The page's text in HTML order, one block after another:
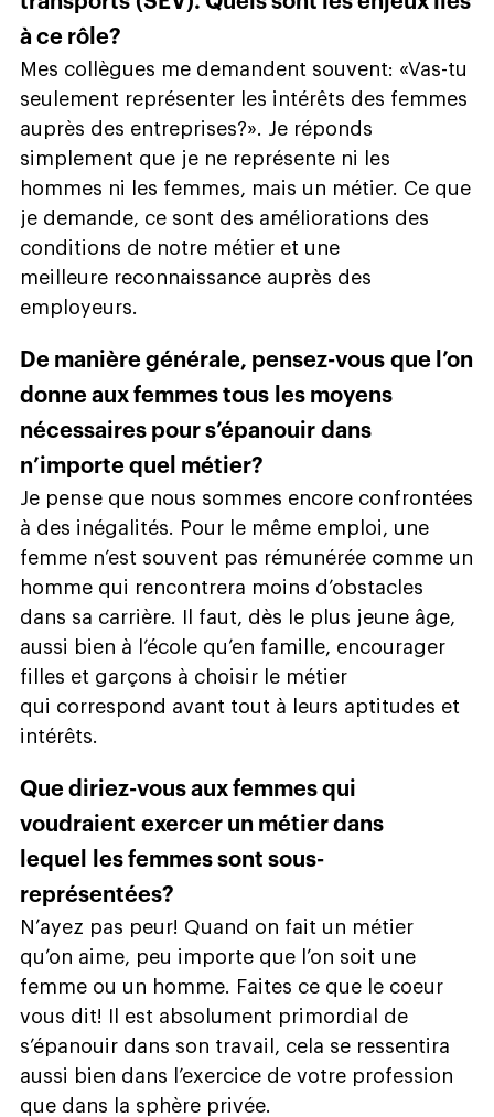
à ce rôle?
Mes collègues me demandent souvent: «Vas-tu
seulement représenter les intérêts des femmes
auprès des entreprises?». Je réponds
simplement que je ne représente ni les
hommes ni les femmes, mais un métier. Ce que
je demande, ce sont des améliorations des
conditions de notre métier et une
meilleure reconnaissance auprès des
employeurs.
De manière générale, pensez-vous que l’on
donne aux femmes tous les moyens
nécessaires pour s’épanouir dans
n’importe quel métier?
Je pense que nous sommes encore confrontées
à des inégalités. Pour le même emploi, une
femme n’est souvent pas rémunérée comme un
homme qui rencontrera moins d’obstacles
dans sa carrière. Il faut, dès le plus jeune âge,
aussi bien à l’école qu’en famille, encourager
filles et garçons à choisir le métier
qui correspond avant tout à leurs aptitudes et
intérêts.
Que diriez-vous aux femmes qui
voudraient exercer un métier dans
lequel les femmes sont sous-
représentées?
N’ayez pas peur! Quand on fait un métier
qu’on aime, peu importe que l’on soit une
femme ou un homme. Faites ce que le coeur
vous dit! Il est absolument primordial de
s’épanouir dans son travail, cela se ressentira
aussi bien dans l’exercice de votre profession
que dans la sphère privée.